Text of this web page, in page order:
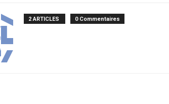
2 ARTICLES 0 Commentaires